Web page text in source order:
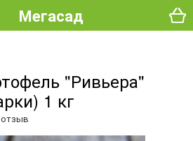
Мегасад
"Ривьера"
1 кг